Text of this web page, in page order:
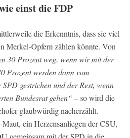
einst die FDP
die Erkenntnis, dass sie viel
Merkel-Opfern zählen könnte. Von
30 Prozent weg, wenn wir mit der
Prozent werden dann vom
gestrichen und der Rest, wenn
Bundesrat gehen“ – so wird die
glaubwürdig nacherzählt.
ein Herzensanliegen der CSU,